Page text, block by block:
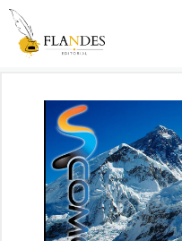
Saltar
contenido